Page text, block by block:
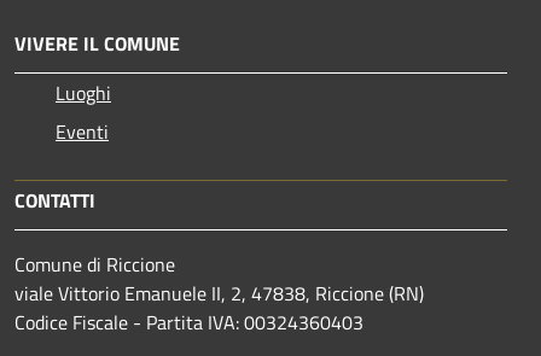
VIVERE IL COMUNE
Luoghi
Eventi
CONTATTI
Comune di Riccione
viale Vittorio Emanuele II, 2, 47838, Riccione (RN)
Codice Fiscale - Partita IVA: 00324360403